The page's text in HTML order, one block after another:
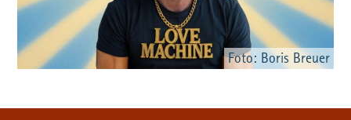
Foto: Boris Breuer